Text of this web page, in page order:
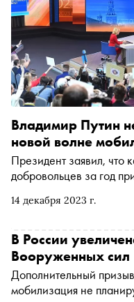
14 декабря 2023 г.
Владимир Путин
новой волне
Президент заявил, что
добровольцев за год
В России
Вооруженных сил
Дополнительный
мобилизация не